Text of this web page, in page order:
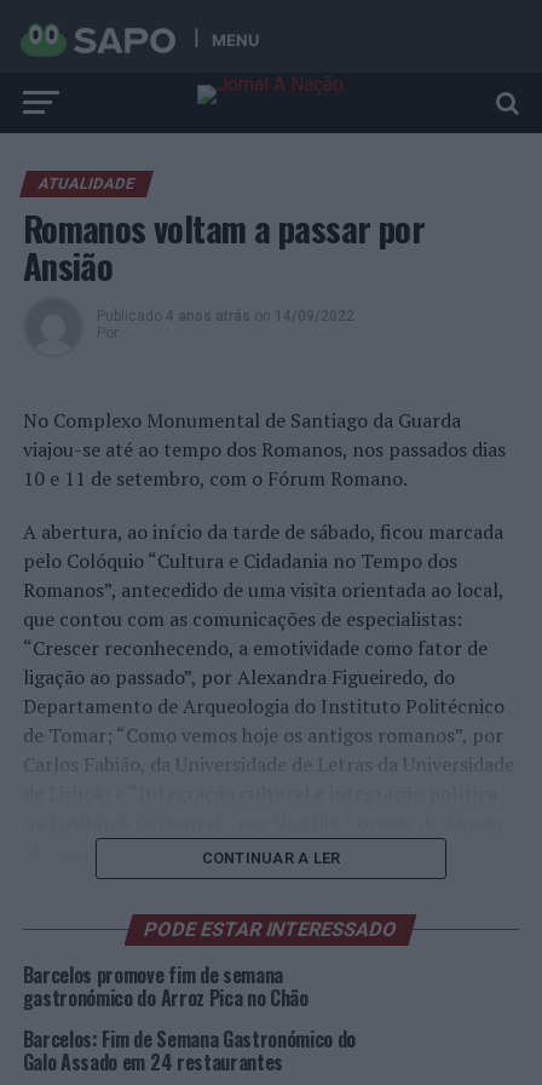
MENU
ATUALIDADE
Romanos voltam a passar por
Ansião
Publicado 4 anos atrás on 14/09/2022
Por
No Complexo Monumental de Santiago da Guarda
viajou-se até ao tempo dos Romanos, nos passados dias
10 e 11 de setembro, com o Fórum Romano.
A abertura, ao início da tarde de sábado, ficou marcada
pelo Colóquio “Cultura e Cidadania no Tempo dos
Romanos”, antecedido de uma visita orientada ao local,
que contou com as comunicações de especialistas:
“Crescer reconhecendo, a emotividade como fator de
ligação ao passado”, por Alexandra Figueiredo, do
Departamento de Arqueologia do Instituto Politécnico
de Tomar; “Como vemos hoje os antigos romanos”, por
Carlos Fabião, da Universidade de Letras da Universidade
Monográfico de Conímbriga. João Patrício foi o
moderador da sessão, cujo encerramento ficou a cargo
do Presidente da Câmara Municipal, António José
Domingues.
A este momento, seguiu-se a Recriação do Batizado, do
das Tabernas marcou o arranque da programação da
noite, permitindo a degustação de gastronomia
CONTINUAR A LER
PODE ESTAR INTERESSADO
Barcelos promove fim de semana
gastronómico do Arroz Pica no Chão
Barcelos: Fim de Semana Gastronómico do
Galo Assado em 24 restaurantes